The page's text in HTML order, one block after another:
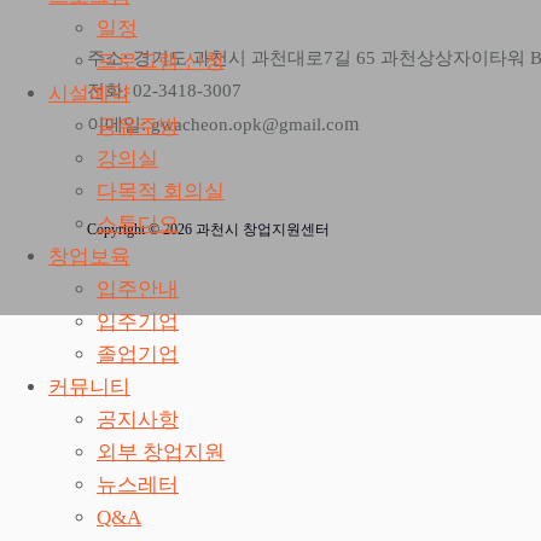
일정
프로그램 신청
시설예약
공유주방
강의실
다목적 회의실
스튜디오
창업보육
입주안내
입주기업
졸업기업
커뮤니티
공지사항
외부 창업지원
뉴스레터
Q&A
주소: 경기도 과천시 과천대로7길 65 과천상상자이타워
전화: 02-3418-3007
이메일: gwacheon.opk@gmail.com
Copyright © 2026 과천시 창업지원센터